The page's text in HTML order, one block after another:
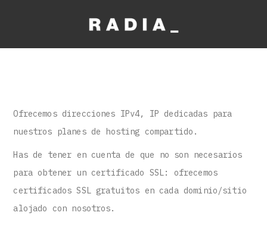
Ofrecemos direcciones IPv4, IP dedicadas para
nuestros planes de hosting compartido.
Has de tener en cuenta de que no son necesarios
para obtener un certificado SSL: ofrecemos
certificados SSL gratuitos en cada dominio/sitio
alojado con nosotros.